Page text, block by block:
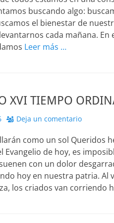
buscando algo:
el bienestar de
cada mañana. En
Leer más …
XVI TIEMPO
Deja un comentario
como un sol Queridos
Evangelio de hoy, es
con un dolor
hoy en nuestra patria. Al
los criados van corriendo